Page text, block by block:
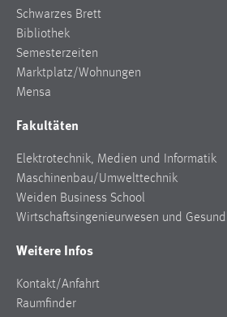
Schwarzes Brett
Bibliothek
Semesterzeiten
Marktplatz/Wohnungen
Mensa
Fakultäten
Elektrotechnik, Medien und Informatik
Maschinenbau/Umwelttechnik
Weiden Business School
Wirtschaftsingenieurwesen und
Weitere Infos
Kontakt/Anfahrt
Raumfinder